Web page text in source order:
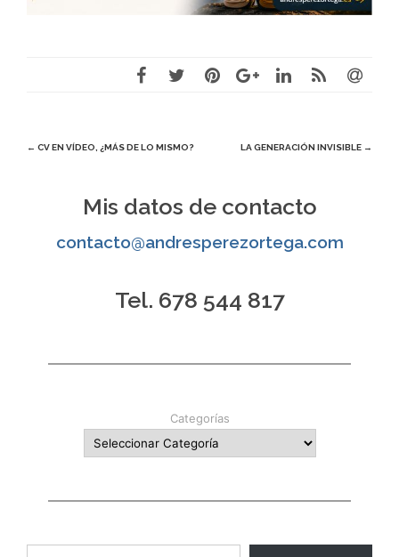
Navegación
entradas
← CV EN VÍDEO, ¿MÁS DE LO MISMO? LA GENERACIÓN INVISIBLE →
Mis datos de contacto
contacto@andresperezortega.com
Tel. 678 544 817
Categorías
Escribe tu correo electrónico…